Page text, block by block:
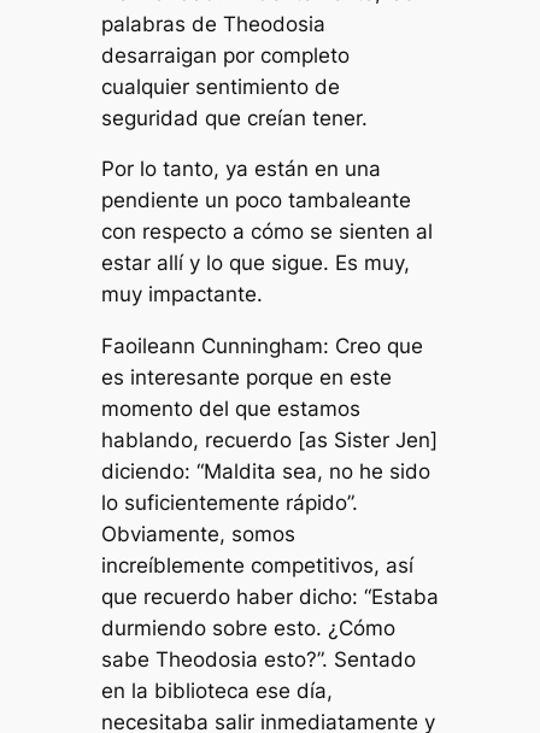
palabras de Theodosia
desarraigan por completo
cualquier sentimiento de
seguridad que creían tener.
Por lo tanto, ya están en una
pendiente un poco tambaleante
con respecto a cómo se sienten al
estar allí y lo que sigue. Es muy,
muy impactante.
Faoileann Cunningham: Creo que
es interesante porque en este
momento del que estamos
hablando, recuerdo [as Sister Jen]
diciendo: “Maldita sea, no he sido
lo suficientemente rápido”.
Obviamente, somos
increíblemente competitivos, así
que recuerdo haber dicho: “Estaba
durmiendo sobre esto. ¿Cómo
sabe Theodosia esto?”. Sentado
en la biblioteca ese día,
necesitaba salir inmediatamente y